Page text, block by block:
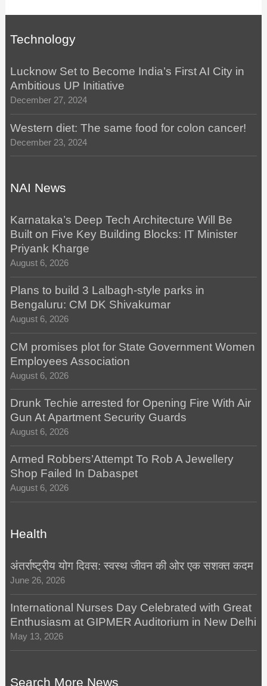
Technology
Lucknow Set to Become India’s First AI City in
Ambitious UP Initiative
December 27, 2024
Western diet: The same food for colon cancer!
December 23, 2024
NAI News
Karnataka’s Deep Tech Architecture Will Be
Built on Five Key Building Blocks: IT Minister
Priyank Kharge
August 6, 2026
Plans to build 3 Lalbagh-style parks in
Bengaluru: CM DK Shivakumar
August 6, 2026
CM promises plot for State Government Women
Employees Association
August 6, 2026
Drunk Techie arrested for Opening Fire With Air
Gun At Apartment Security Guards
August 6, 2026
Armed Robbers’Attempt To Rob A Jewellery
Shop Failed In Dabaspet
August 6, 2026
Health
अंतर्राष्ट्रीय योग दिवस: स्वस्थ जीवन की ओर एक सशक्त कदम
June 26, 2026
International Nurses Day Celebrated with Great
Enthusiasm at GIPMER Auditorium in New Delhi
May 13, 2026
Search More News